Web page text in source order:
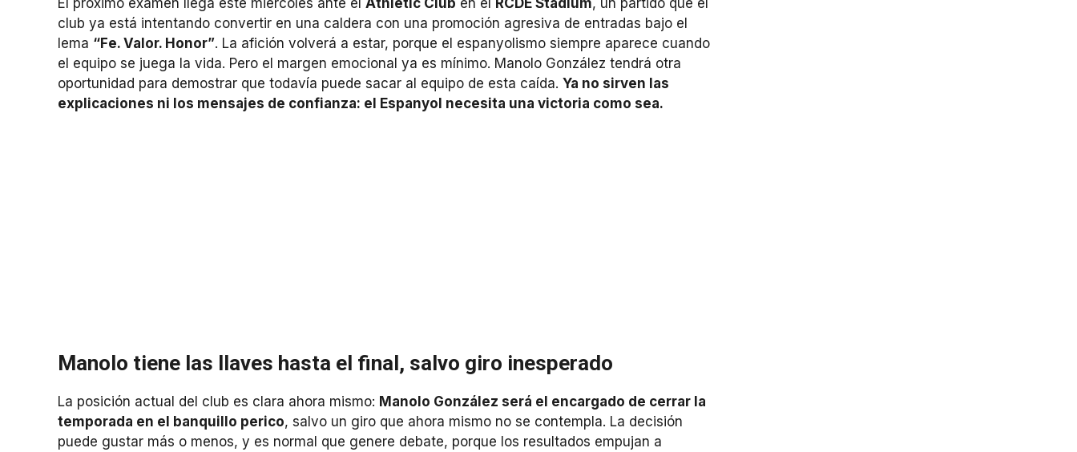
El próximo examen llega este miércoles ante el Athletic Club en el RCDE Stadium, un partido que el
club ya está intentando convertir en una caldera con una promoción agresiva de entradas bajo el
lema “Fe. Valor. Honor”. La afición volverá a estar, porque el espanyolismo siempre aparece cuando
el equipo se juega la vida. Pero el margen emocional ya es mínimo. Manolo González tendrá otra
oportunidad para demostrar que todavía puede sacar al equipo de esta caída. Ya no sirven las
explicaciones ni los mensajes de confianza: el Espanyol necesita una victoria como sea.
Manolo tiene las llaves hasta el final, salvo giro inesperado
La posición actual del club es clara ahora mismo: Manolo González será el encargado de cerrar la
temporada en el banquillo perico, salvo un giro que ahora mismo no se contempla. La decisión
puede gustar más o menos, y es normal que genere debate, porque los resultados empujan a